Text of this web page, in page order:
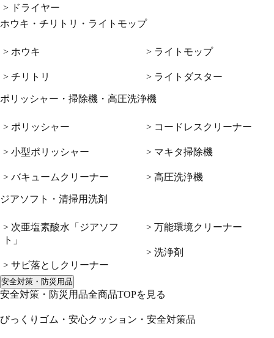
> ドライヤー
ホウキ・チリトリ・ライトモップ
> ホウキ
> チリトリ
> ライトモップ
> ライトダスター
ポリッシャー・掃除機・高圧洗浄機
> ポリッシャー
> 小型ポリッシャー
> バキュームクリーナー
> コードレスクリーナー
> マキタ掃除機
> 高圧洗浄機
ジアソフト・清掃用洗剤
> 次亜塩素酸水「ジアソフ
ト」
> サビ落としクリーナー
> 万能環境クリーナー
> 洗浄剤
安全対策・防災用品
安全対策・防災用品全商品TOPを見る
びっくりゴム・安心クッション・安全対策品